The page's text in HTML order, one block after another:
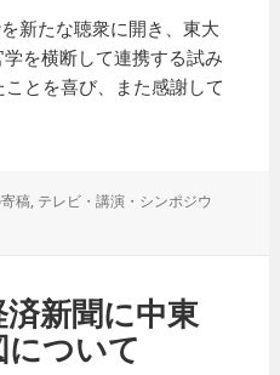
新たな聴衆に開き、東大
を横断して連携する試み
とを喜び、また感謝して
稿, テレビ・講演・シンポジウ
済新聞に中東
ついて